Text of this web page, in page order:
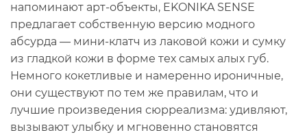
напоминают арт-объекты, EKONIKA SENSE
предлагает собственную версию модного
абсурда — мини-клатч из лаковой кожи и сумку
из гладкой кожи в форме тех самых алых губ.
Немного кокетливые и намеренно ироничные,
они существуют по тем же правилам, что и
лучшие произведения сюрреализма: удивляют,
вызывают улыбку и мгновенно становятся